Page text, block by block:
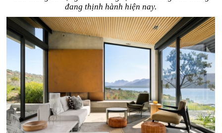
đang thịnh hành hiện nay.